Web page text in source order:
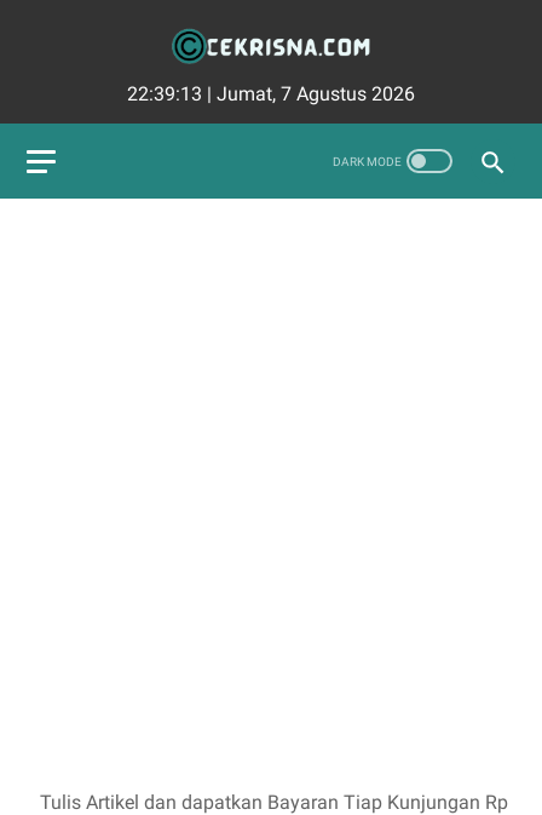
22:39:15 | Jumat, 7 Agustus 2026
Tulis Artikel dan dapatkan Bayaran Tiap Kunjungan Rp